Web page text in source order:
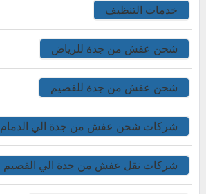
خدمات التنظيف
شحن عفش من جدة للرياض
شحن عفش من جدة للقصيم
شركات شحن عفش من جدة الي الدمام
شركات نقل عفش من جدة الي القصيم